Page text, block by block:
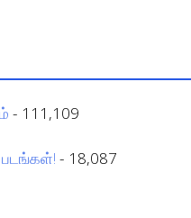
- 111,109
படங்கள்! - 18,087